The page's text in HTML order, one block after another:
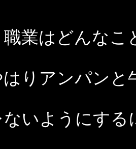
業はどんなこ
りアンパンと
いようにす